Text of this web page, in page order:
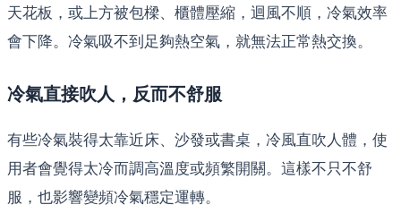
天花板，或上方被包樑、櫃體壓縮，迴風不順，冷氣效率
會下降。冷氣吸不到足夠熱空氣，就無法正常熱交換。
冷氣直接吹人，反而不舒服
有些冷氣裝得太靠近床、沙發或書桌，冷風直吹人體，使
用者會覺得太冷而調高溫度或頻繁開關。這樣不只不舒
服，也影響變頻冷氣穩定運轉。